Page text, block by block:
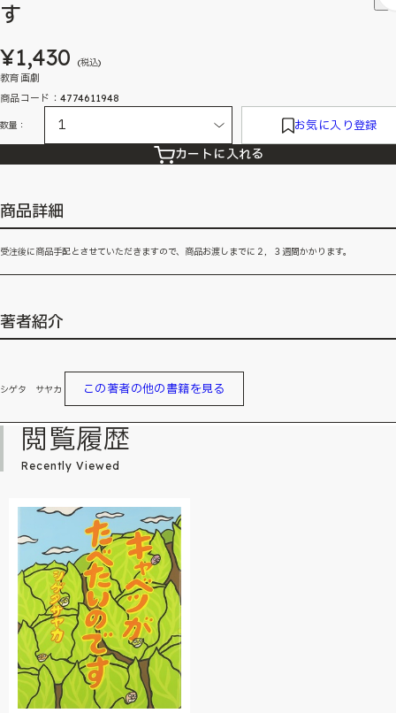
す
¥1,430 (税込)
教育画劇
商品コード：4774611948
数量： お気に入り登録
カートに入れる
商品詳細
受注後に商品手配とさせていただきますので、商品お渡しまでに２，３週間かかります。
著者紹介
シゲタ サヤカ この著者の他の書籍を見る
閲覧履歴
Recently Viewed